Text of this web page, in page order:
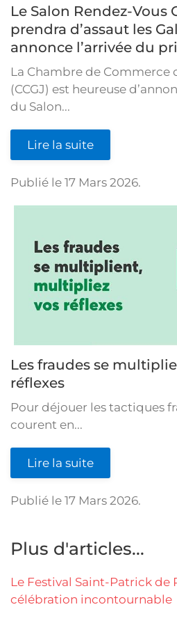
Le Salon Rendez-Vous
prendra d’assaut les
annonce l’arrivée du
La Chambre de Commerce
(CCGJ) est heureuse
du Salon...
Lire la suite
Publié le 17 Mars 2026.
Les fraudes se
réflexes
Pour déjouer les tactiques
courent en...
Lire la suite
Publié le 17 Mars 2026.
Plus d'articles...
Le Festival Saint-Patrick de
célébration incontournable